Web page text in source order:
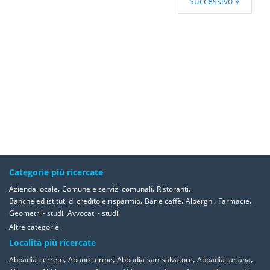
Categorie più ricercate
Azienda locale, Comune e servizi comunali, Ristoranti,
Banche ed istituti di credito e risparmio, Bar e caffè, Alberghi, Farmacie,
Geometri - studi, Avvocati - studi
Altre categorie
Località più ricercate
Abbadia-cerreto, Abano-terme, Abbadia-san-salvatore, Abbadia-lariana,